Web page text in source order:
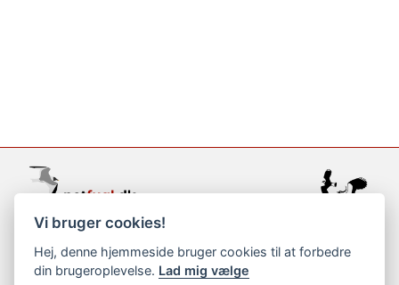
support@netfugl.dk
copyright © 2002-2023
Vi bruger cookies!
Hej, denne hjemmeside bruger cookies til at forbedre
din brugeroplevelse. Lad mig vælge